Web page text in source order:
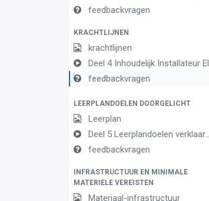
feedbackvragen
KRACHTLIJNEN
krachtlijnen
Deel 4 Inhoudelijk Installateur Elektrotechnische basiscomponenten OK2
feedbackvragen
LEERPLANDOELEN DOORGELICHT
Leerplan
Deel 5 Leerplandoelen verklaard Installateur Elektrotechnische basiscomponenten
feedbackvragen
INFRASTRUCTUUR EN MINIMALE
MATERIELE VEREISTEN
Materiaal-infrastructuur